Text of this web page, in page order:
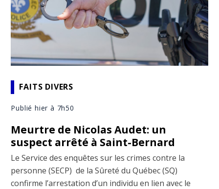
FAITS DIVERS
Publié hier à 7h50
Meurtre de Nicolas Audet: un
suspect arrêté à Saint-Bernard
Le Service des enquêtes sur les crimes contre la
personne (SECP) de la Sûreté du Québec (SQ)
confirme l’arrestation d’un individu en lien avec le